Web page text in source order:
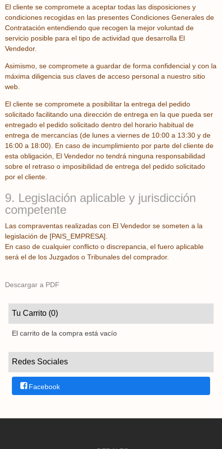
Tu Carrito (0)
El carrito de la compra está vacío
Redes Sociales
Facebook
El cliente se compromete a aceptar todas las disposiciones y
condiciones recogidas en las presentes Condiciones Generales de
Contratación entendiendo que recogen la mejor voluntad de
servicio posible para el tipo de actividad que desarrolla El
Vendedor.
Asimismo, se compromete a guardar de forma confidencial y con la
máxima diligencia sus claves de acceso personal a nuestro sitio
web.
El cliente se compromete a posibilitar la entrega del pedido
solicitado facilitando una dirección de entrega en la que pueda ser
entregado el pedido solicitado dentro del horario habitual de
entrega de mercancías (de lunes a viernes de 10:00 a 13:30 y de
16:00 a 18:00). En caso de incumplimiento por parte del cliente de
esta obligación, El Vendedor no tendrá ninguna responsabilidad
sobre el retraso o imposibilidad de entrega del pedido solicitado
por el cliente.
9. Legislación aplicable y jurisdicción
competente
Las compraventas realizadas con El Vendedor se someten a la
legislación de [PAIS_EMPRESA].
En caso de cualquier conflicto o discrepancia, el fuero aplicable
será el de los Juzgados o Tribunales del comprador.
Descargar a PDF